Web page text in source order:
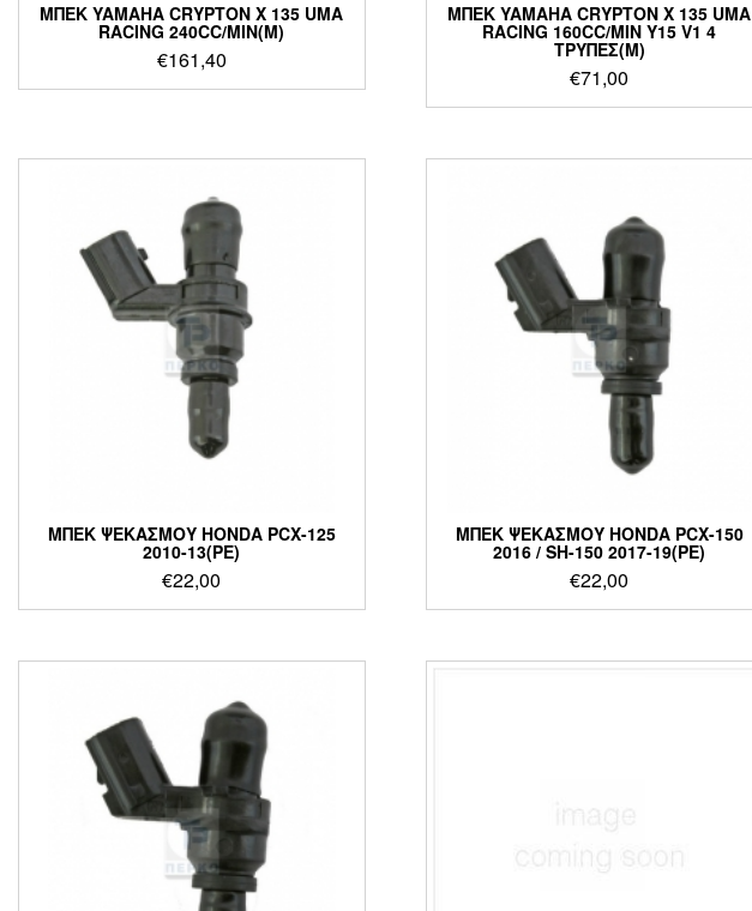
ΜΠΕΚ YAMAHA CRYPTON X 135 UMA
RACING 240CC/MIN(M)
€161,40
ΜΠΕΚ YAMAHA CRYPTON Χ 135 UMA
RACING 160CC/MIN Y15 V1 4
ΤΡΥΠΕΣ(M)
€71,00
ΜΠΕΚ ΨΕΚΑΣΜΟΥ HONDA PCX-125
2010-13(PE)
€22,00
ΜΠΕΚ ΨΕΚΑΣΜΟΥ HONDA PCX-150
2016 / SH-150 2017-19(PE)
€22,00